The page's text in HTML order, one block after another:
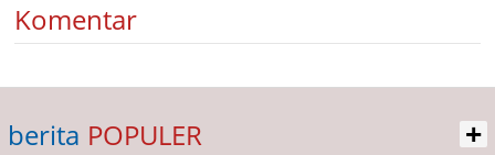
Komentar
berita POPULER +